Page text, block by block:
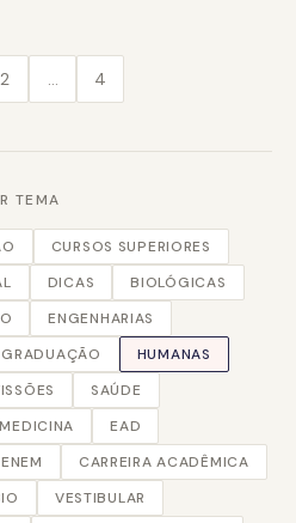
2 … 4
TEMA
CURSOS SUPERIORES
DICAS
BIOLÓGICAS
ENGENHARIAS
HUMANAS
SAÚDE
MEDICINA
EAD
ENEM
CARREIRA ACADÊMICA
VESTIBULAR